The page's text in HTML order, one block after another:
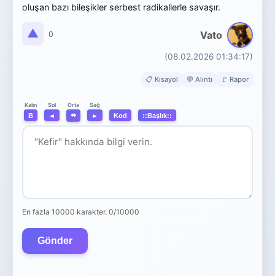
oluşan bazı bileşikler serbest radikallerle savaşır.
Vato
(08.02.2026 01:34:17)
▲ 0
📋 Kısayol 💬 Alıntı 🚩 Rapor
Kalın
B
Sol
◄
Orta
⬌
Sağ
► Kod ::Başlık::
En fazla 10000 karakter. 0/10000
Gönder